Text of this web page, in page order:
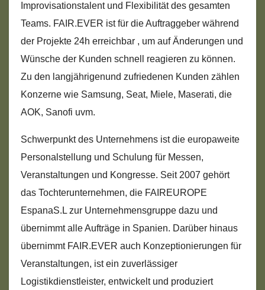
Improvisationstalent und Flexibilität des gesamten
Teams. FAIR.EVER ist für die Auftraggeber während
der Projekte 24h erreichbar , um auf Änderungen und
Wünsche der Kunden schnell reagieren zu können.
Zu den langjährigenund zufriedenen Kunden zählen
Konzerne wie Samsung, Seat, Miele, Maserati, die
AOK, Sanofi uvm.
Schwerpunkt des Unternehmens ist die europaweite
Personalstellung und Schulung für Messen,
Veranstaltungen und Kongresse. Seit 2007 gehört
das Tochterunternehmen, die FAIREUROPE
EspanaS.L zur Unternehmensgruppe dazu und
übernimmt alle Aufträge in Spanien. Darüber hinaus
übernimmt FAIR.EVER auch Konzeptionierungen für
Veranstaltungen, ist ein zuverlässiger
Logistikdienstleister, entwickelt und produziert